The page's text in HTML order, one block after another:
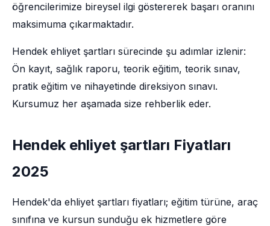
öğrencilerimize bireysel ilgi göstererek başarı oranını
maksimuma çıkarmaktadır.
Hendek ehliyet şartları sürecinde şu adımlar izlenir:
Ön kayıt, sağlık raporu, teorik eğitim, teorik sınav,
pratik eğitim ve nihayetinde direksiyon sınavı.
Kursumuz her aşamada size rehberlik eder.
Hendek ehliyet şartları Fiyatları
2025
Hendek'da ehliyet şartları fiyatları; eğitim türüne, araç
sınıfına ve kursun sunduğu ek hizmetlere göre